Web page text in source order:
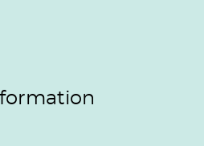
formation